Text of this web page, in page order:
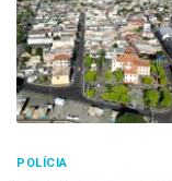
POLÍCIA